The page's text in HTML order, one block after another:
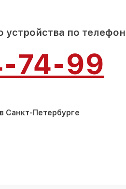
устройства по
74-99
Санкт-Петербурге